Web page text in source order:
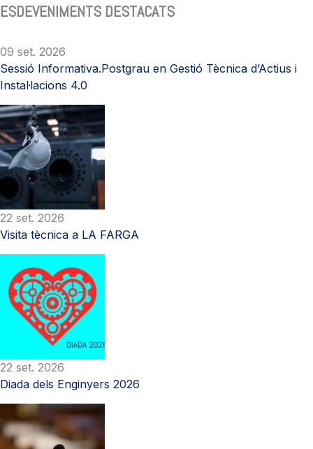
ESDEVENIMENTS DESTACATS
09 set. 2026
Sessió Informativa.Postgrau en Gestió Tècnica d’Actius i
Instal·lacions 4.0
22 set. 2026
Visita tècnica a LA FARGA
22 set. 2026
Diada dels Enginyers 2026